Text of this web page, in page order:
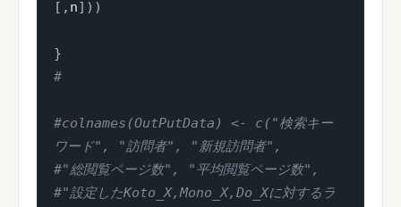
[ , n] ) )
}
#
#colnames(OutPutData) <- c("検索キー
ワード", "訪問者", "新規訪問者",
#"総閲覧ページ数", "平均閲覧ページ数",
#"設定したKoto_X,Mono_X,Do_Xに対するラ